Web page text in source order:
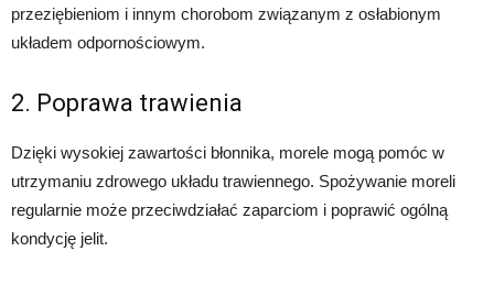
przeziębieniom i innym chorobom związanym z osłabionym
układem odpornościowym.
2. Poprawa trawienia
Dzięki wysokiej zawartości błonnika, morele mogą pomóc w
utrzymaniu zdrowego układu trawiennego. Spożywanie moreli
regularnie może przeciwdziałać zaparciom i poprawić ogólną
kondycję jelit.